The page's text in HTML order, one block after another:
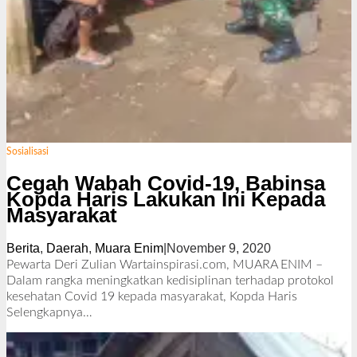
Sosialisasi
Cegah Wabah Covid-19, Babinsa
Kopda Haris Lakukan Ini Kepada
Masyarakat
Berita, Daerah, Muara Enim| November 9, 2020o
l
e
h
d
Pewarta Deri Zulian Wartainspirasi.com, MUARA ENIM –
Dalam rangka meningkatkan kedisiplinan terhadap protokol
kesehatan Covid 19 kepada masyarakat, Kopda Haris
Selengkapnya…